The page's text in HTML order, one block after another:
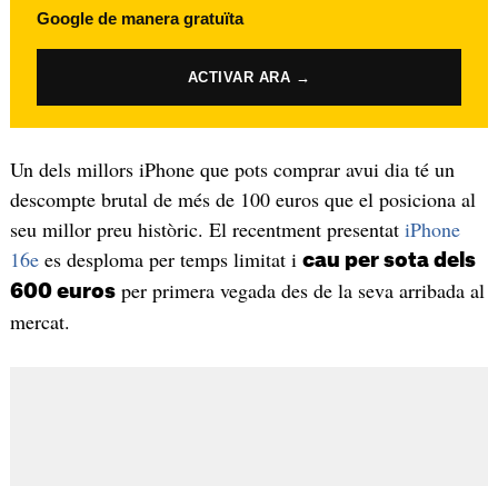
Google de manera gratuïta
ACTIVAR ARA →
Un dels millors iPhone que pots comprar avui dia té un
descompte brutal de més de 100 euros que el posiciona al
seu millor preu històric. El recentment presentat iPhone
16ees desploma per temps limitat i cau per sota dels
600 eurosper primera vegada des de la seva arribada al
mercat.